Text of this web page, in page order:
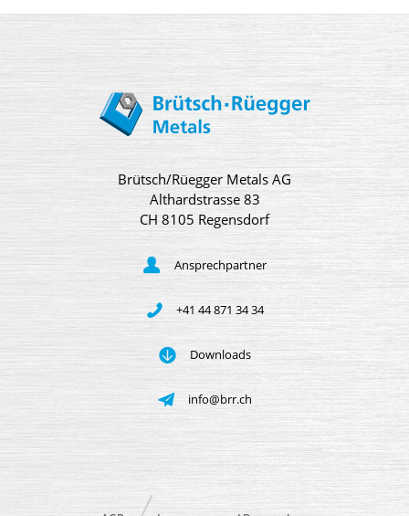
Brütsch/Rüegger Metals AG
Althardstrasse 83
CH 8105 Regensdorf
Ansprechpartner
+41 44 871 34 34
Downloads
info@brr.ch